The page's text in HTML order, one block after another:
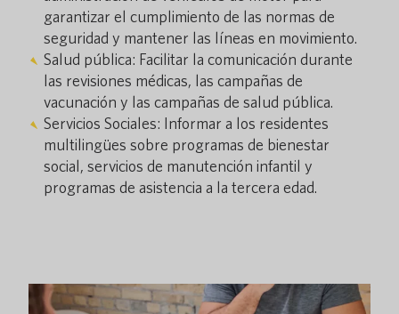
garantizar el cumplimiento de las normas de
seguridad y mantener las líneas en movimiento.
Salud pública: Facilitar la comunicación durante
las revisiones médicas, las campañas de
vacunación y las campañas de salud pública.
Servicios Sociales: Informar a los residentes
multilingües sobre programas de bienestar
social, servicios de manutención infantil y
programas de asistencia a la tercera edad.